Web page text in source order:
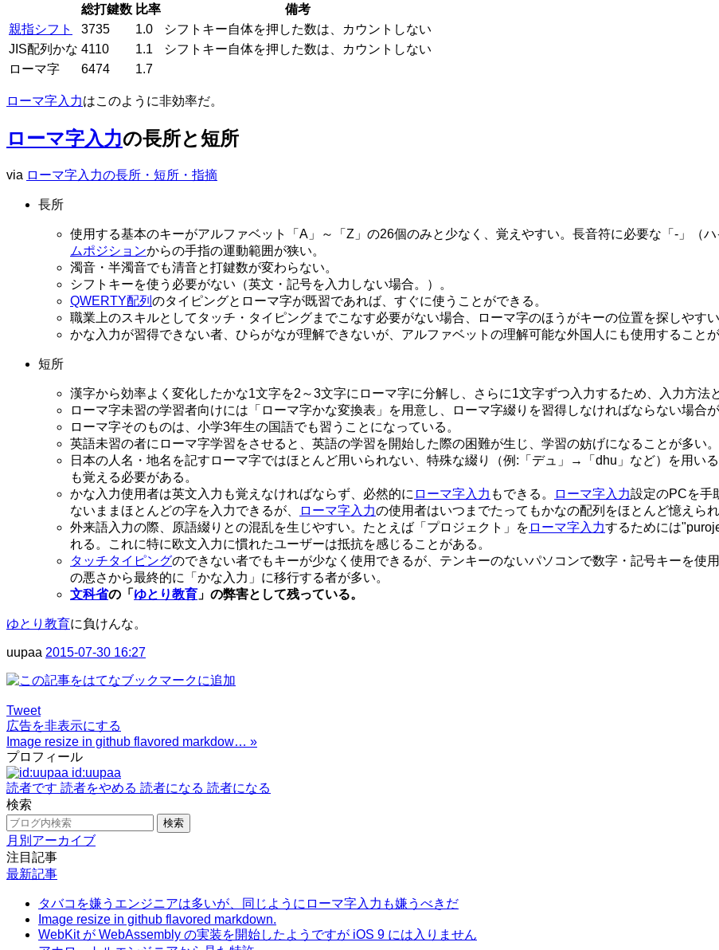
総打鍵数 比率
備考
親指シフト
3735 1.0
シフトキー自体を押した数は、カウントしない
JIS配列かな 4110 1.1
シフトキー自体を押した数は、カウントしない
ローマ字
6474 1.7
ローマ字入力はこのように非効率だ。
ローマ字入力の長所と短所
via ローマ字入力の長所・短所・指摘
長所
使用する基本のキーがアルファベット「A」～「Z」の26個のみと少なく、覚えやすい。長音符に必要な「-」（
ムポジションからの手指の運動範囲が狭い。
濁音・半濁音でも清音と打鍵数が変わらない。
シフトキーを使う必要がない（英文・記号を入力しない場合。）。
QWERTY配列 のタイピングとローマ字が既習であれば、すぐに使うことができる。
職業上のスキルとしてタッチ・タイピングまでこなす必要がない場合、ローマ字のほうがキーの位置を探しやすい
かな入力が習得できない者、ひらがなが理解できないが、アルファベットの理解可能な外国人にも使用することが
短所
漢字から効率よく変化したかな1文字を2～3文字にローマ字に分解し、さらに1文字ずつ入力するため、入力方法
ローマ字未習の学習者向けには「ローマ字かな変換表」を用意し、ローマ字綴りを習得しなければならない場合が
ローマ字そのものは、小学3年生の国語でも習うことになっている。
英語未習の者にローマ字学習をさせると、英語の学習を開始した際の困難が生じ、学習の妨げになることが多い
日本の人名・地名を記すローマ字ではほとんど用いられない、特殊な綴り（例:「デュ」→「dhu」など）を用い
も覚える必要がある。
かな入力使用者は英文入力も覚えなければならず、必然的に ローマ字入力 もできる。 ローマ字入力設定のPCを手
ないままほとんどの字を入力できるが、
ローマ字入力の使用者はいつまでたってもかなの配列をほとんど憶えられ
外来語入力の際、原語綴りとの混乱を生じやすい。たとえば「プロジェクト」を ローマ字入力するためには
れる。これに特に欧文入力に慣れたユーザーは抵抗を感じることがある。
タッチタイピングのできない者でもキーが少なく使用できるが、テンキーのないパソコンで数字・記号キーを使
の悪さから最終的に「かな入力」に移行する者が多い。
文科省の「 ゆとり教育 」の弊害として残っている。
ゆとり教育に負けんな。
uupaa 2015-07-30 16:27
Tweet
広告を非表示にする
Image resize in github flavored markdow… »
プロフィール
id:uupaa
読者です 読者をやめる 読者になる 読者になる
検索
月別アーカイブ
注目記事
最新記事
タバコを嫌うエンジニアは多いが、同じようにローマ字入力も嫌うべきだ
Image resize in github flavored markdown.
WebKit が WebAssembly の実装を開始したようですが iOS 9 には入りません